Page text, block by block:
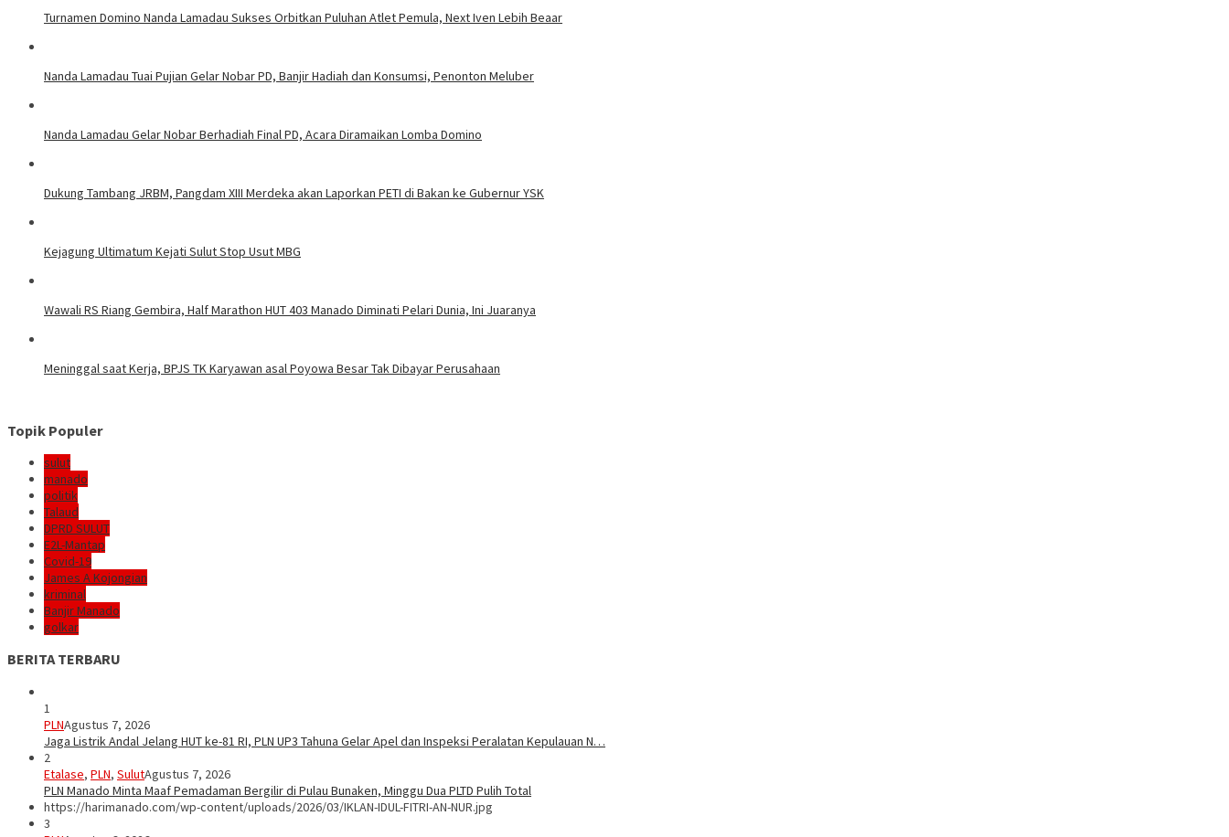
Turnamen Domino Nanda Lamadau Sukses Orbitkan Puluhan Atlet Pemula, Next Iven Lebih Beaar
Nanda Lamadau Tuai Pujian Gelar Nobar PD, Banjir Hadiah dan Konsumsi, Penonton Meluber
Nanda Lamadau Gelar Nobar Berhadiah Final PD, Acara Diramaikan Lomba Domino
Dukung Tambang JRBM, Pangdam XIII Merdeka akan Laporkan PETI di Bakan ke Gubernur YSK
Kejagung Ultimatum Kejati Sulut Stop Usut MBG
Wawali RS Riang Gembira, Half Marathon HUT 403 Manado Diminati Pelari Dunia, Ini Juaranya
Meninggal saat Kerja, BPJS TK Karyawan asal Poyowa Besar Tak Dibayar Perusahaan
Topik Populer
sulut
manado
politik
Talaud
DPRD SULUT
E2L-Mantap
Covid-19
James A Kojongian
kriminal
Banjir Manado
golkar
BERITA TERBARU
1
PLNAgustus 7, 2026
Jaga Listrik Andal Jelang HUT ke-81 RI, PLN UP3 Tahuna Gelar Apel dan Inspeksi Peralatan Kepulauan N…
2
Etalase, PLN, SulutAgustus 7, 2026
PLN Manado Minta Maaf Pemadaman Bergilir di Pulau Bunaken, Minggu Dua PLTD Pulih Total
https://harimanado.com/wp-content/uploads/2026/03/IKLAN-IDUL-FITRI-AN-NUR.jpg
3